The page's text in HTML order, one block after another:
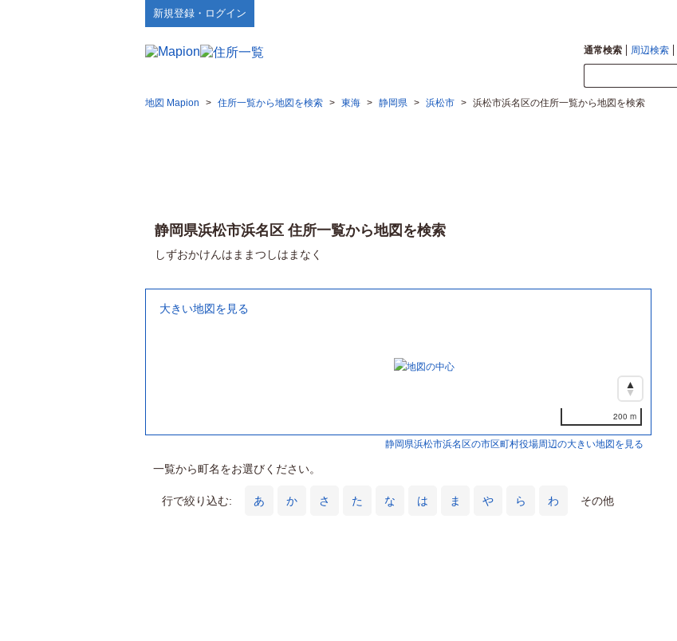
新規登録・ログイン
通常検索 周辺検索
地図 Mapion > 住所一覧から地図を検索 > 東海 > 静岡県 > 浜松市 > 浜松市浜名区の住所一覧から地図を検索
静岡県浜松市浜名区 住所一覧から地図を検索
しずおかけんはままつしはまなく
200 m
静岡県浜松市浜名区の市区町村役場周辺の大きい地図を見る
大きい地図を見る
一覧から町名をお選びください。
行で絞り込む: あ か さ た な は ま や ら わ その他